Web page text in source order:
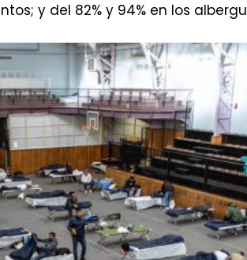
y del 82% y 94% en los